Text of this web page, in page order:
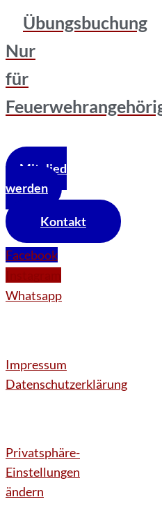
Übungsbuchung
Nur
für
Mitglied
werden
Kontakt
Facebook
Whatsapp
Impressum
Datenschutzerklärung
Privatsphäre-
Einstellungen
ändern